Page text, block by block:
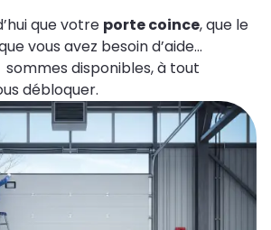
que votre porte coince, que le
vous avez besoin d’aide…
sommes disponibles, à tout
débloquer.